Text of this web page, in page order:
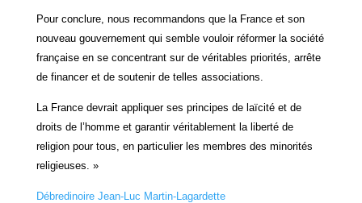
Pour conclure, nous recommandons que la France et son
nouveau gouvernement qui semble vouloir réformer la société
française en se concentrant sur de véritables priorités, arrête
de financer et de soutenir de telles associations.
La France devrait appliquer ses principes de laïcité et de
droits de l’homme et garantir véritablement la liberté de
religion pour tous, en particulier les membres des minorités
religieuses. »
Débredinoire Jean-Luc Martin-Lagardette